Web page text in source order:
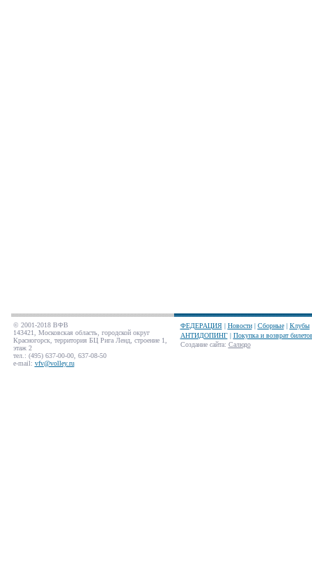
© 2001-2018 ВФВ
143421, Московская область, городской округ
Красногорск, территория БЦ Рига Ленд, строение 1,
этаж 2
тел.: (495) 637-00-00, 637-08-50
e-mail: vfv@volley.ru
ФЕДЕРАЦИЯ| Новости| Сборные| Клубы
АНТИДОПИНГ| Покупка и возврат
Создание сайта: Салюдо